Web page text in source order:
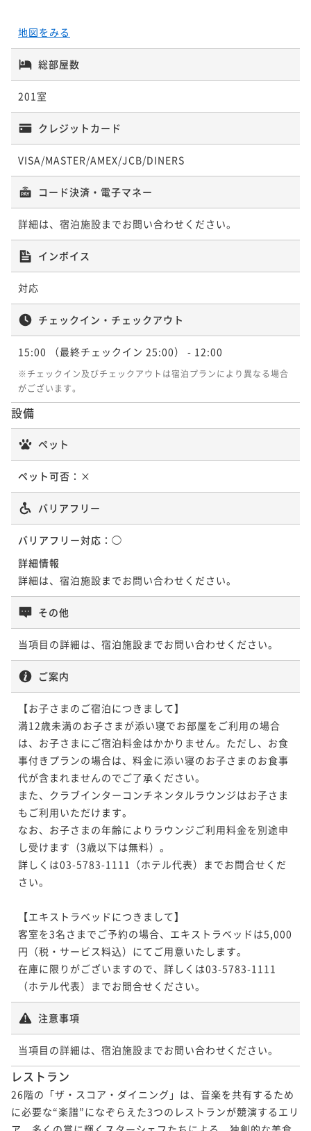
3,840P 獲得 （還元率5%）
地図をみる
総部屋数
201室
クレジットカード
VISA/MASTER/AMEX/JCB/DINERS
コード決済・電子マネー
詳細は、宿泊施設までお問い合わせください。
インボイス
対応
チェックイン・チェックアウト
15:00 （最終チェックイン 25:00） - 12:00
※チェックイン及びチェックアウトは宿泊プランにより異なる場合
がございます。
設備
ペット
ペット可否： ×
バリアフリー
バリアフリー対応： ◯
詳細情報
詳細は、宿泊施設までお問い合わせください。
その他
当項目の詳細は、宿泊施設までお問い合わせください。
ご案内
【お子さまのご宿泊につきまして】
満12歳未満のお子さまが添い寝でお部屋をご利用の場合
は、お子さまにご宿泊料金はかかりません。ただし、お食
事付きプランの場合は、料金に添い寝のお子さまのお食事
代が含まれませんのでご了承ください。
また、クラブインターコンチネンタルラウンジはお子さま
もご利用いただけます。
なお、お子さまの年齢によりラウンジご利用料金を別途申
し受けます（3歳以下は無料）。
詳しくは03-5783-1111（ホテル代表）までお問合せくだ
さい。
【エキストラベッドにつきまして】
客室を3名さまでご予約の場合、エキストラベッドは5,000
円（税・サービス料込）にてご用意いたします。
在庫に限りがございますので、詳しくは03-5783-1111
注意事項
当項目の詳細は、宿泊施設までお問い合わせください。
レストラン
26階の「ザ・スコア・ダイニング」は、音楽を共有するため
に必要な“楽譜”になぞらえた3つのレストランが競演するエリ